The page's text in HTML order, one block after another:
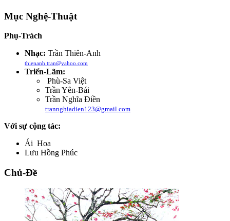
Mục Nghệ-Thuật
Phụ-Trách
Nhạc: Trần Thiên-Anh
thienanh.tran@yahoo.com
Triển-Lãm:
Phù-Sa Việt
Trần Yên-Bái
Trần Nghĩa Điền
trannghiadien123@gmail.com
Với sự cộng tác:
Ái Hoa
Lưu Hồng Phúc
Chủ-Đề